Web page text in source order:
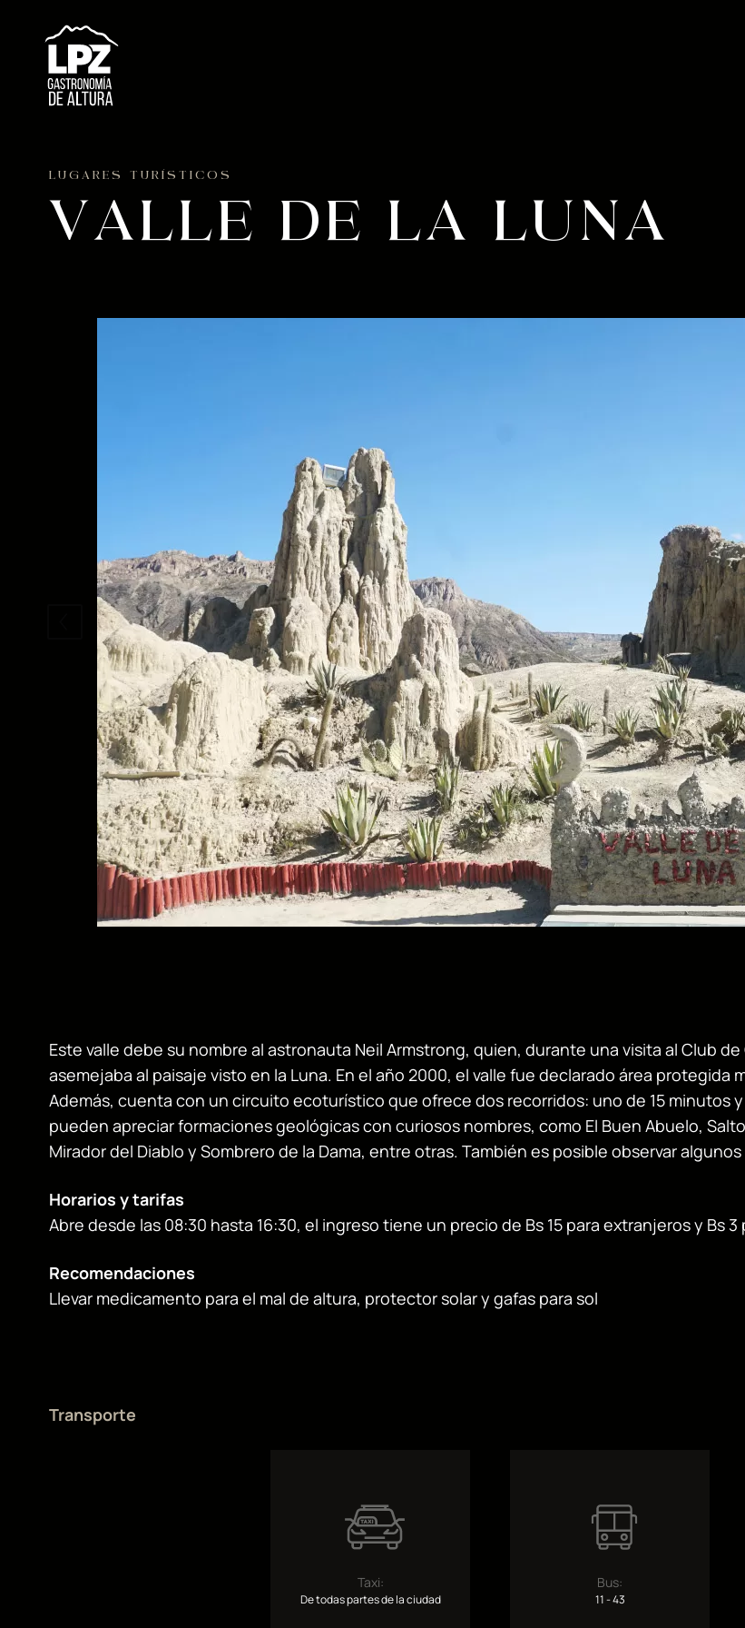
LUGARES TURÍSTICOS
VALLE DE LA LUNA
Este valle debe su nombre al astronauta Neil Armstrong, quien, durante una visita al Club
asemejaba al paisaje visto en la Luna. En el año 2000, el valle fue declarado área
Además, cuenta con un circuito ecoturístico que ofrece dos recorridos: uno de 15 minutos
pueden apreciar formaciones geológicas con curiosos nombres, como El Buen Abuelo,
Mirador del Diablo y Sombrero de la Dama, entre otras. También es posible observar
Horarios y tarifas
Abre desde las 08:30 hasta 16:30, el ingreso tiene un precio de Bs 15 para extranjeros y Bs
Recomendaciones
Llevar medicamento para el mal de altura, protector solar y gafas para sol
Transporte
Taxi:
De todas partes de la ciudad
Bus:
11 - 43